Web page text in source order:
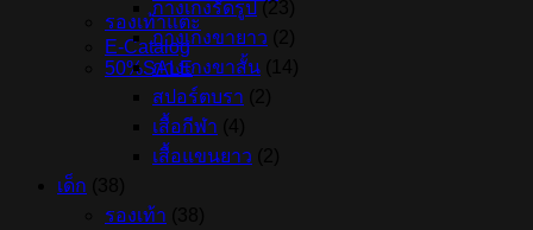
รองเท้าแตะ
E-Catalog
50%SALE
กางเกงรัดรูป (23)
กางเกงขายาว
กางเกงขาสั้น
สปอร์ตบรา
เสื้อกีฬา
เสื้อแขนยาว
เด็ก
รองเท้า